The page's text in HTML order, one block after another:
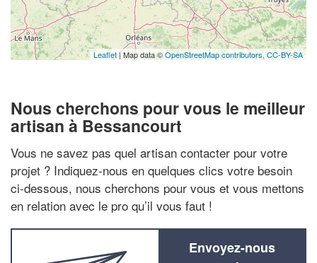
Leaflet| Map data ©OpenStreetMap contributors, CC-BY-SA
Nous cherchons pour vous le meilleur
artisan à Bessancourt
Vous ne savez pas quel artisan contacter pour votre
projet ? Indiquez-nous en quelques clics votre besoin
ci-dessous, nous cherchons pour vous et vous mettons
en relation avec le pro qu’il vous faut !
Envoyez-nous